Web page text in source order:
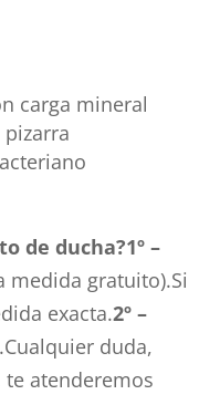
carga mineral
de ducha?1º –
medida gratuito).Si
exacta.2º –
duda,
te atenderemos